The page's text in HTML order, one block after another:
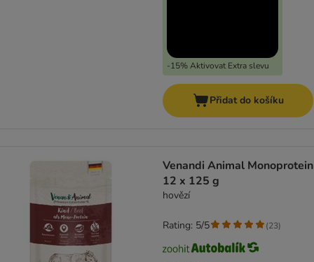
-15% Aktivovat Extra slevu
Přidat do košíku
Venandi Animal Monoprotein
12 x 125 g
hovězí
Rating: 5/5 (23)